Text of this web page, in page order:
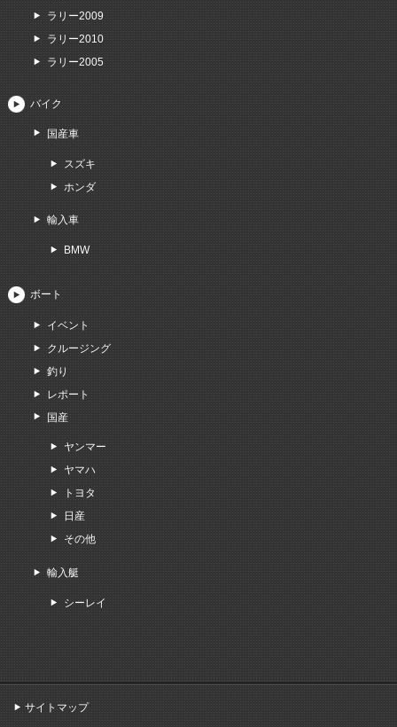
ラリー2009
ラリー2010
ラリー2005
バイク
国産車
スズキ
ホンダ
輸入車
BMW
ボート
イベント
クルージング
釣り
レポート
国産
ヤンマー
ヤマハ
トヨタ
日産
その他
輸入艇
シーレイ
サイトマップ